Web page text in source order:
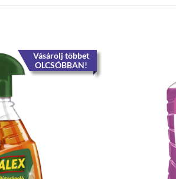
Vásárolj többet
OLCSÓBBAN!